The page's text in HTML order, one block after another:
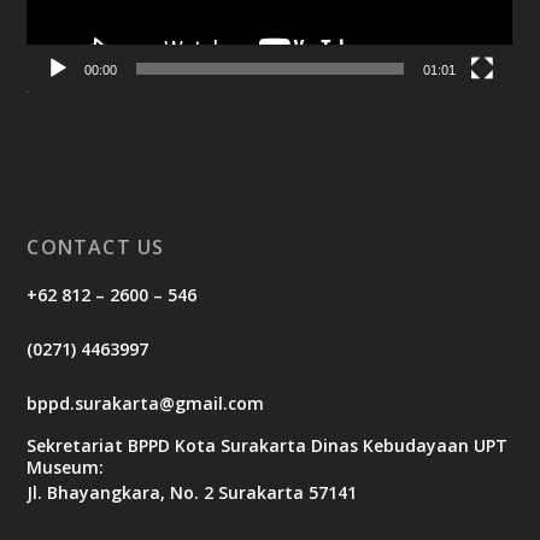
00:00 01:01
CONTACT US
+62 812 – 2600 – 546
(0271) 4463997
bppd.surakarta@gmail.com
Sekretariat BPPD Kota Surakarta Dinas Kebudayaan UPT
Museum:
Jl. Bhayangkara, No. 2 Surakarta 57141